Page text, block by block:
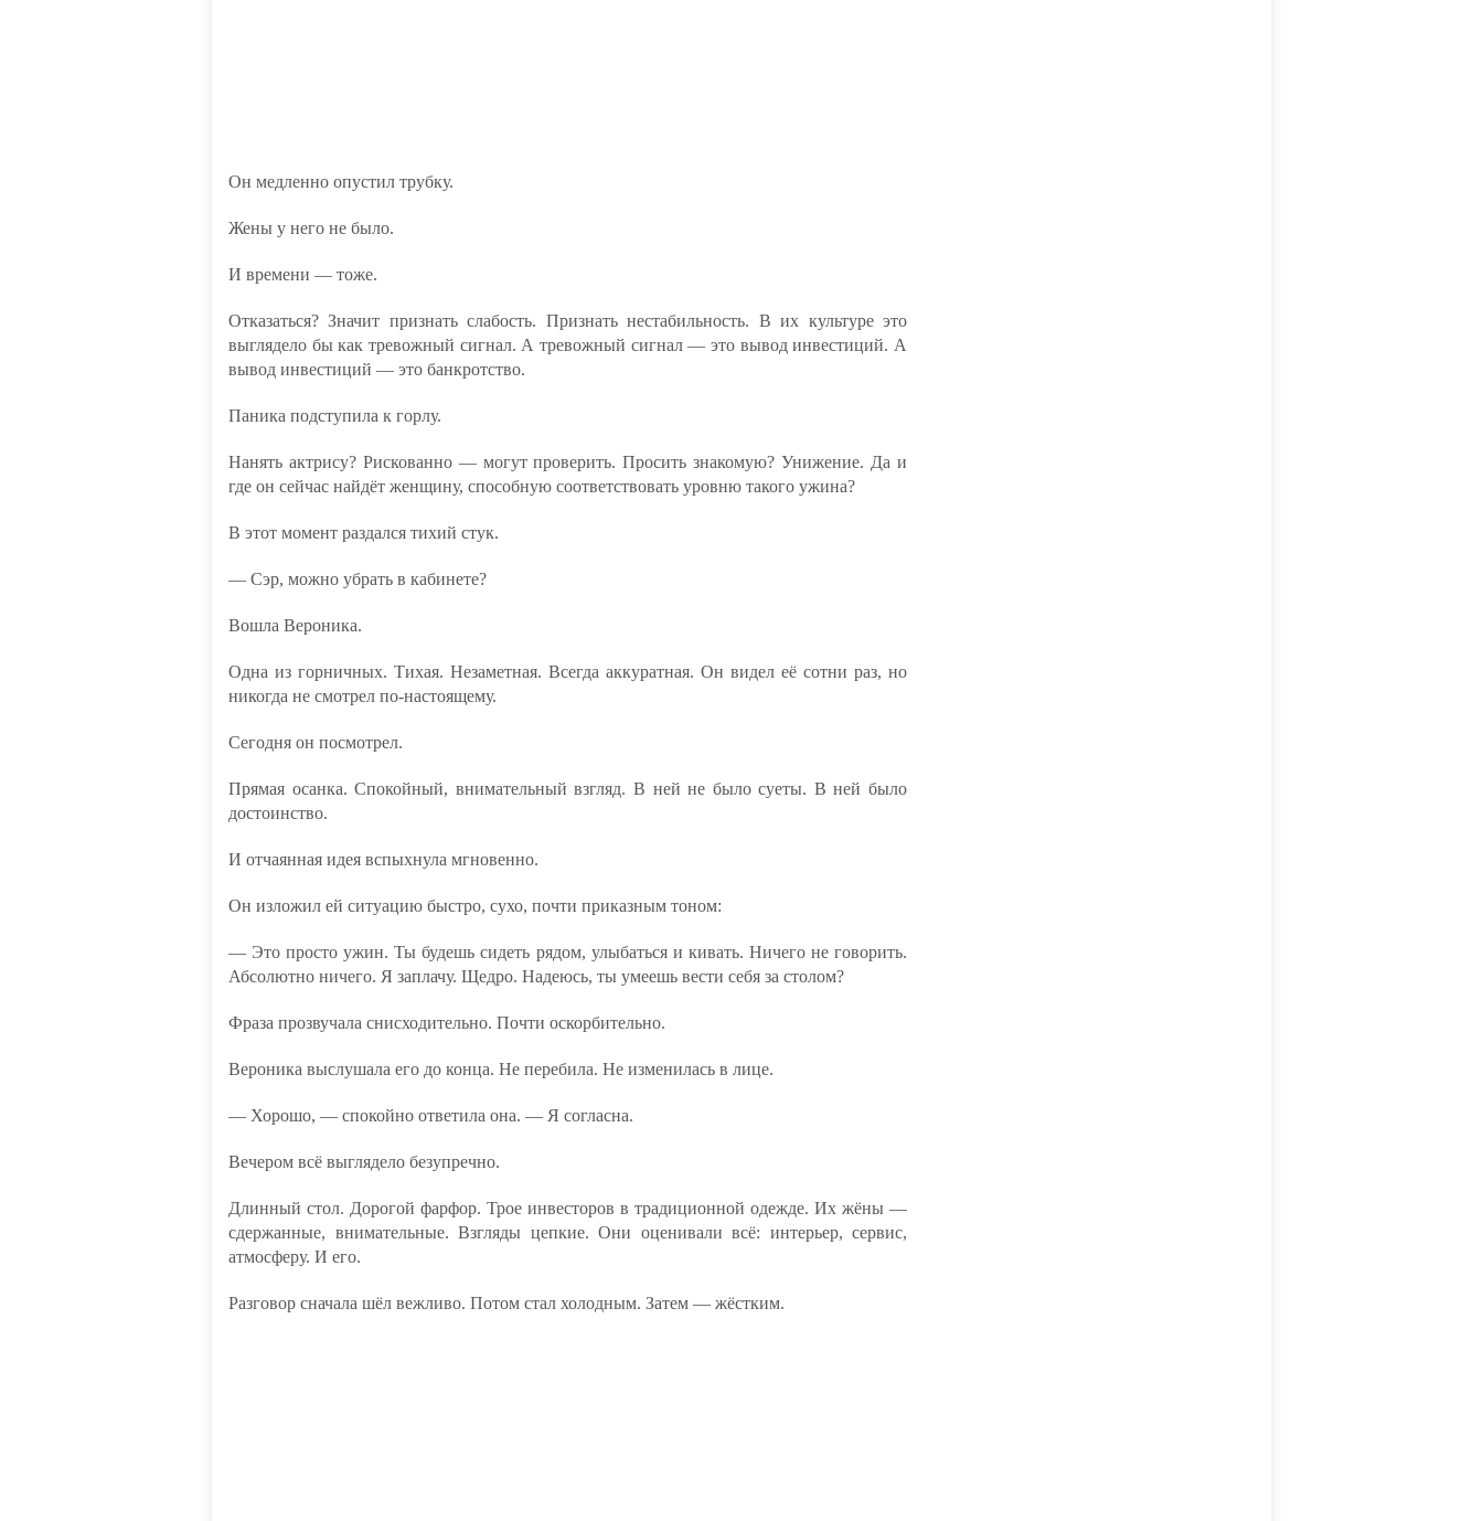
Он медленно опустил трубку.
Жены у него не было.
И времени — тоже.
Отказаться? Значит признать слабость. Признать нестабильность. В их культуре это
выглядело бы как тревожный сигнал. А тревожный сигнал — это вывод инвестиций. А
вывод инвестиций — это банкротство.
Паника подступила к горлу.
Нанять актрису? Рискованно — могут проверить. Просить знакомую? Унижение. Да и
где он сейчас найдёт женщину, способную соответствовать уровню такого ужина?
В этот момент раздался тихий стук.
— Сэр, можно убрать в кабинете?
Вошла Вероника.
Одна из горничных. Тихая. Незаметная. Всегда аккуратная. Он видел её сотни раз, но
никогда не смотрел по-настоящему.
Сегодня он посмотрел.
Прямая осанка. Спокойный, внимательный взгляд. В ней не было суеты. В ней было
достоинство.
И отчаянная идея вспыхнула мгновенно.
Он изложил ей ситуацию быстро, сухо, почти приказным тоном:
— Это просто ужин. Ты будешь сидеть рядом, улыбаться и кивать. Ничего не говорить.
Абсолютно ничего. Я заплачу. Щедро. Надеюсь, ты умеешь вести себя за столом?
Фраза прозвучала снисходительно. Почти оскорбительно.
Вероника выслушала его до конца. Не перебила. Не изменилась в лице.
— Хорошо, — спокойно ответила она. — Я согласна.
Вечером всё выглядело безупречно.
Длинный стол. Дорогой фарфор. Трое инвесторов в традиционной одежде. Их жёны —
сдержанные, внимательные. Взгляды цепкие. Они оценивали всё: интерьер, сервис,
атмосферу. И его.
Разговор сначала шёл вежливо. Потом стал холодным. Затем — жёстким.